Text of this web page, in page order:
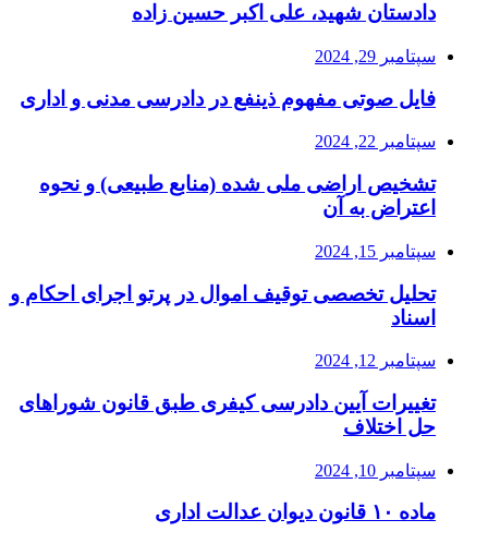
دادستان شهید، علی اکبر حسین زاده
سپتامبر 29, 2024
فایل صوتی مفهوم ذینفع در دادرسی مدنی و اداری
سپتامبر 22, 2024
تشخیص اراضی ملی شده (منابع طبیعی) و نحوه
اعتراض به آن
سپتامبر 15, 2024
تحلیل تخصصی توقیف اموال در پرتو اجرای احکام و
اسناد
سپتامبر 12, 2024
تغییرات آیین دادرسی کیفری طبق قانون شوراهای
حل اختلاف
سپتامبر 10, 2024
ماده ۱۰ قانون دیوان عدالت اداری